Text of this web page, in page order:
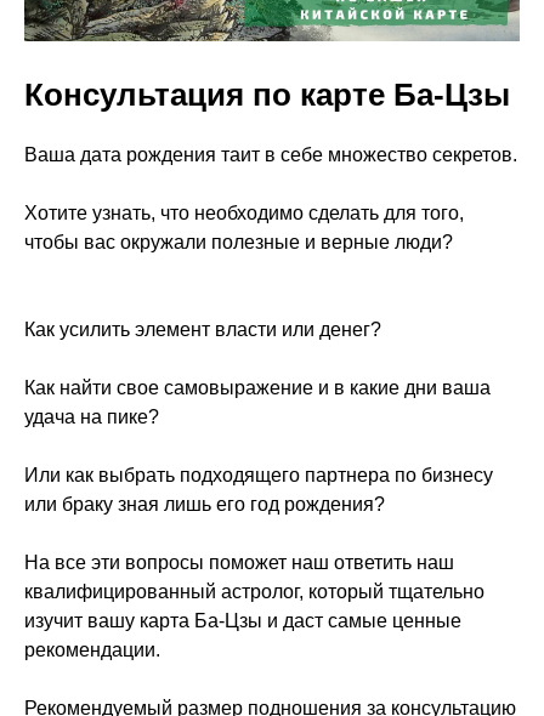
Консультация по карте Ба-Цзы
Ваша дата рождения таит в себе множество секретов.
Хотите узнать, что необходимо сделать для того,
чтобы вас окружали полезные и верные люди?
Как усилить элемент власти или денег?
Как найти свое самовыражение и в какие дни ваша
удача на пике?
Или как выбрать подходящего партнера по бизнесу
или браку зная лишь его год рождения?
На все эти вопросы поможет наш ответить наш
квалифицированный астролог, который тщательно
изучит вашу карта Ба-Цзы и даст самые ценные
рекомендации.
Рекомендуемый размер подношения за консультацию